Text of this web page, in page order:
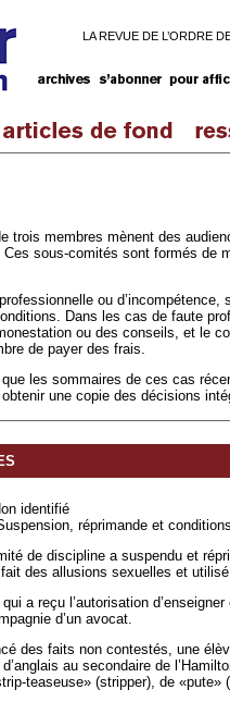
LA REVUE DE L’ORDRE
membres mènent des
sous-comités sont formés de
ou
Dans les cas de faute
ou des conseils, et le
de payer des frais.
les sommaires de ces cas
une copie des décisions
identifié
réprimande et conditions
de discipline a suspendu et
des allusions sexuelles et
qui a reçu l’autorisation
d’un avocat.
des faits non contestés, une
d’anglais au secondaire de
teaseuse» (stripper), de «pute»